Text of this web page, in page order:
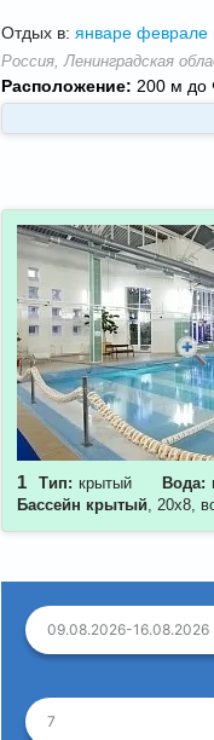
Отдых в: январе феврале
Россия, Ленинградская
Расположение: 200 м до
1 Тип: крытый Вода:
Бассейн крытый, 20х8,
09.08.2026-16.08.2026
7